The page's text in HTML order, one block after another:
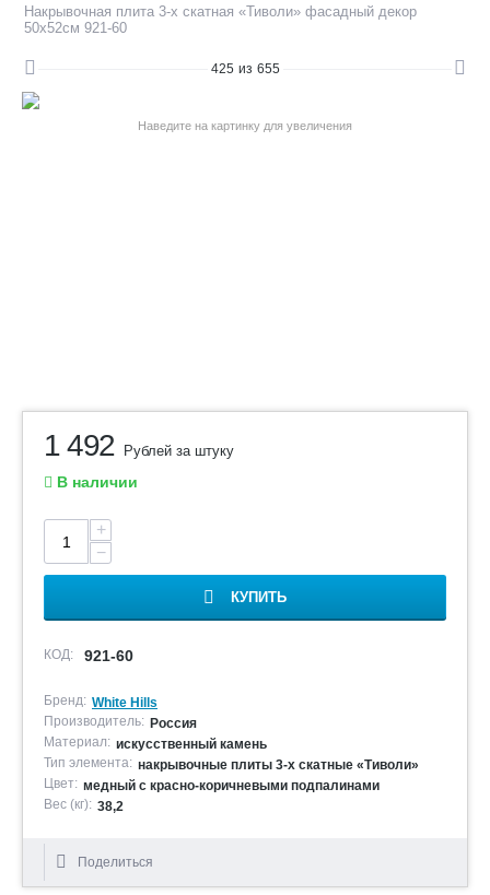
Накрывочная плита 3-х скатная «Тиволи» фасадный декор
50х52см 921-60
425 из 655
Наведите на картинку для увеличения
1 492 Рублей за штуку
В наличии
+
−
КУПИТЬ
КОД: 921-60
Бренд: White Hills
Производитель: Россия
Материал: искусственный камень
Тип элемента: накрывочные плиты 3-х скатные «Тиволи»
Цвет: медный с красно-коричневыми подпалинами
Вес (кг): 38,2
Поделиться